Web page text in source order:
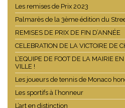
Remise des Prix de l’École
Bosio
RIVIERA ELECTRIC CHALLENGE –
8EME EDITION ET 4 PRIX
REMISE DE LA TOILE DE L’ARBRE
SOUVERAIN
Festival International du Cirque de
Monaco"
Remise des Prix de la No Finish Line
Trophée de la Ville de Monaco :